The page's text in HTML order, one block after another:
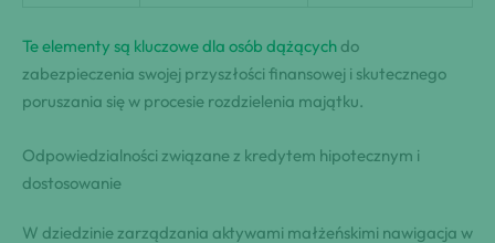
Te elementy są kluczowe dla osób dążących do
zabezpieczenia swojej przyszłości finansowej i skutecznego
poruszania się w procesie rozdzielenia majątku.
Odpowiedzialności związane z kredytem hipotecznym i
dostosowanie
W dziedzinie zarządzania aktywami małżeńskimi nawigacja w